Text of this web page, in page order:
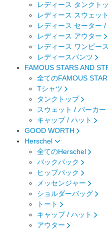
レディース タンクト
レディース スウェッ
レディース セーター
レディース アウター
レディース ワンピー
レディースパンツ
FAMOUS STARS AND
全てのFAMOUS
Tシャツ
タンクトップ
スウェット / パーカー
キャップ / ハット
GOOD WORTH
Herschel
全てのHerschel
バックパック
ヒップパック
メッセンジャー
ショルダーバッグ
トート
キャップ / ハット
アウター